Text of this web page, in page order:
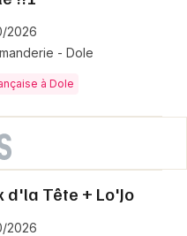
2026
- Dole
à Dole
d'la Tête + Lo'Jo
2026